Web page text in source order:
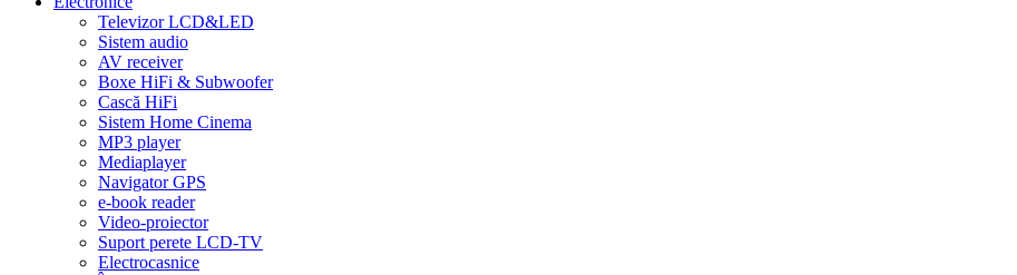
Televizor LCD&LED
Sistem audio
AV receiver
Boxe HiFi & Subwoofer
Cască HiFi
Sistem Home Cinema
MP3 player
Mediaplayer
Navigator GPS
e-book reader
Video-proiector
Suport perete LCD-TV
Electrocasnice